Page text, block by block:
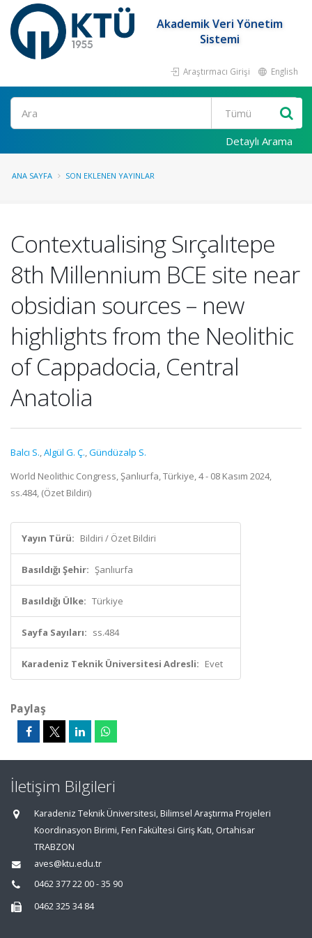
Akademik Veri Yönetim
Sistemi
Araştırmacı Girişi English
Ara
Detaylı Arama
ANA SAYFA SON EKLENEN YAYINLAR
Contextualising Sırçalıtepe
8th Millennium BCE site near
obsidian sources – new
highlights from the Neolithic
of Cappadocia, Central
Anatolia
Balcı S.,Algül G. Ç.,Gündüzalp S.
World Neolithic Congress, Şanlıurfa, Türkiye, 4 - 08 Kasım 2024,
ss.484, (Özet Bildiri)
Yayın Türü: Bildiri / Özet Bildiri
Basıldığı Şehir: Şanlıurfa
Basıldığı Ülke: Türkiye
Sayfa Sayıları: ss.484
Karadeniz Teknik Üniversitesi Adresli: Evet
Paylaş
İletişim Bilgileri
Karadeniz Teknik Üniversitesi, Bilimsel Araştırma Projeleri
Koordinasyon Birimi, Fen Fakültesi Giriş Katı, Ortahisar
TRABZON
aves@ktu.edu.tr
0462 377 22 00 - 35 90
0462 325 34 84